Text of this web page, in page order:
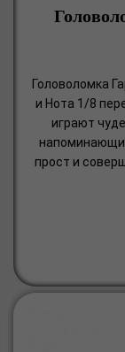
Головоломка
и Нота 1/8
играют
прост и